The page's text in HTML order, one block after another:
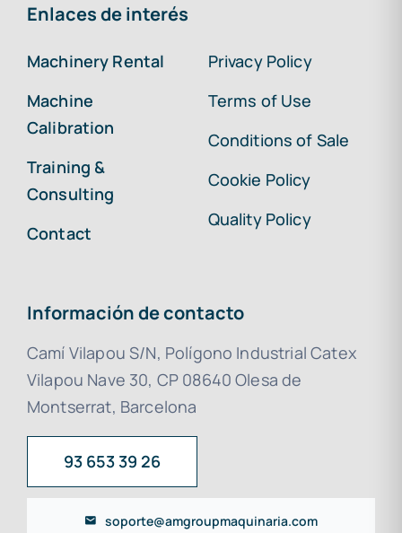
Enlaces de interés
Machinery Rental
Machine
Calibration
Training &
Consulting
Contact
Privacy Policy
Terms of Use
Conditions of Sale
Cookie Policy
Quality Policy
Información de contacto
Camí Vilapou S/N, Polígono Industrial Catex
Vilapou Nave 30, CP 08640 Olesa de
Montserrat, Barcelona
93 653 39 26
soporte@amgroupmaquinaria.com